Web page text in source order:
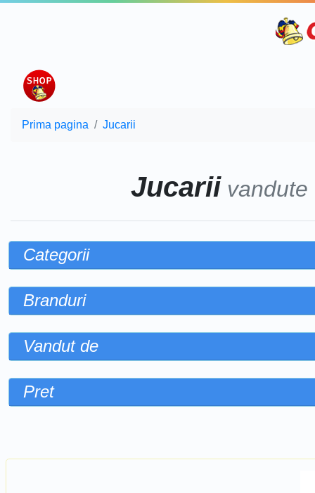
Prima pagina Jucarii
Jucarii
Categorii
Branduri
Vandut de
Pret